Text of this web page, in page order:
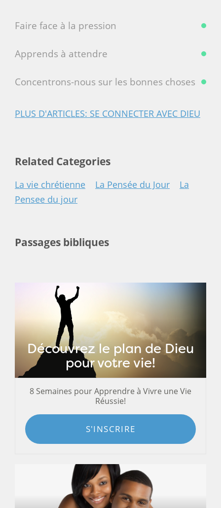
Faire face à la pression
Apprends à attendre
Concentrons-nous sur les bonnes choses
PLUS D'ARTICLES: SE CONNECTER AVEC DIEU
Related Categories
La vie chrétienne La Pensée du Jour
La
Pensee du jour
Passages bibliques
Découvrez le plan de Dieu
pour votre vie!
8 Semaines pour Apprendre à Vivre une Vie
Réussie!
S'INSCRIRE